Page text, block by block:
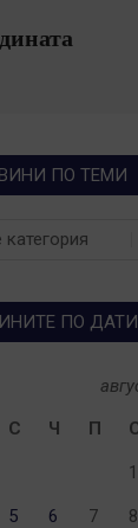
ПО ТЕМИ
ПО ДАТИ
С Ч П
1
5 6 7 8